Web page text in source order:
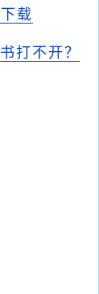
载
打不开？